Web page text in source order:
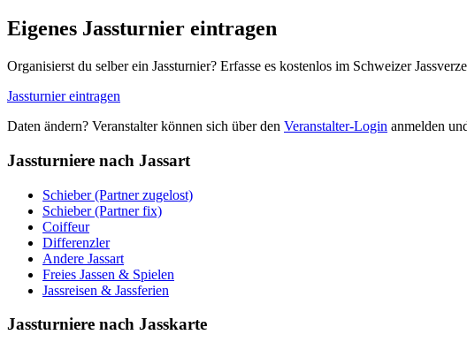
Eigenes Jassturnier eintragen
Organisierst du selber ein Jassturnier? Erfasse es kostenlos im Schweizer
Jassturnier eintragen
Daten ändern? Veranstalter können sich über den Veranstalter-Login anmelden
Jassturniere nach Jassart
Schieber (Partner zugelost)
Schieber (Partner fix)
Coiffeur
Differenzler
Andere Jassart
Freies Jassen & Spielen
Jassreisen & Jassferien
Jassturniere nach Jasskarte